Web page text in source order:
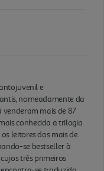
e
nomeadamente da
venderam mais de 87
conhecida a trilogia
leitores dos mais de
se bestseller à
três primeiros